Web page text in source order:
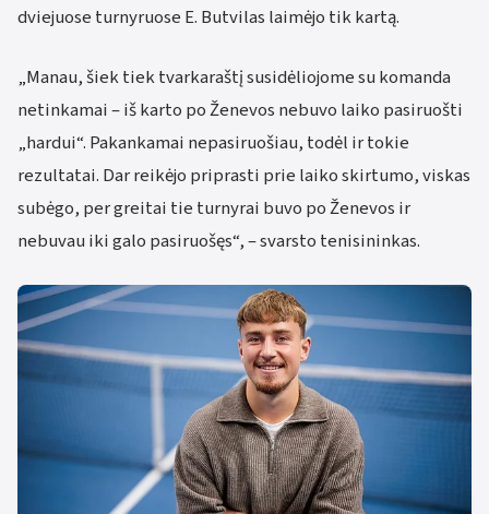
dviejuose turnyruose E. Butvilas laimėjo tik kartą.
„Manau, šiek tiek tvarkaraštį susidėliojome su komanda
netinkamai – iš karto po Ženevos nebuvo laiko pasiruošti
„hardui“. Pakankamai nepasiruošiau, todėl ir tokie
rezultatai. Dar reikėjo priprasti prie laiko skirtumo, viskas
subėgo, per greitai tie turnyrai buvo po Ženevos ir
nebuvau iki galo pasiruošęs“, – svarsto tenisininkas.